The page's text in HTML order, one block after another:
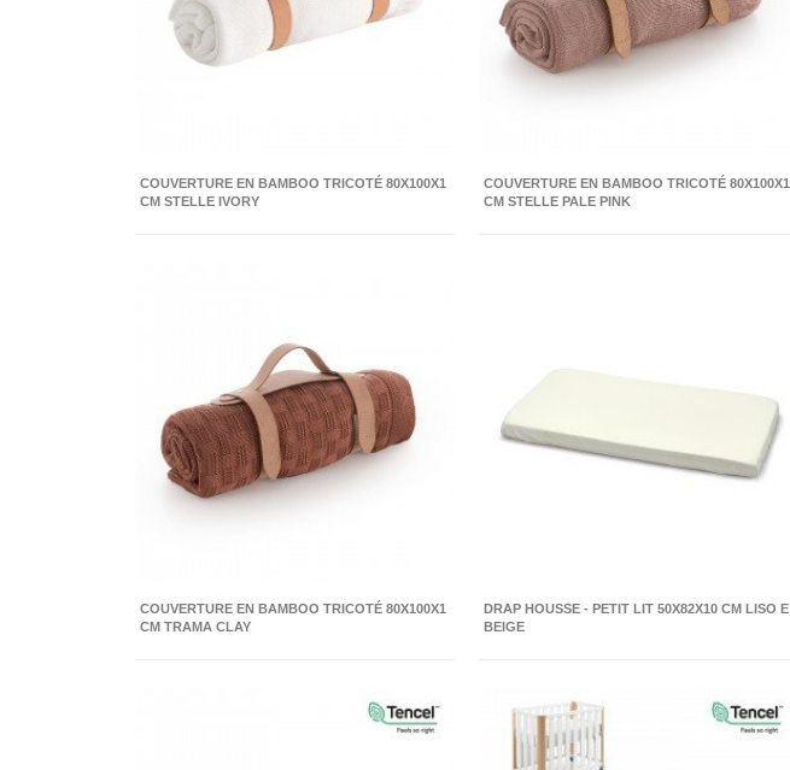
COUVERTURE EN BAMBOO TRICOTÉ 80X100X1
CM STELLE IVORY
COUVERTURE EN BAMBOO TRICOTÉ 80X100X1
CM STELLE PALE PINK
COUVERTURE EN BAMBOO TRICOTÉ 80X100X1
CM TRAMA CLAY
DRAP HOUSSE - PETIT LIT 50X82X10 CM LISO E
BEIGE